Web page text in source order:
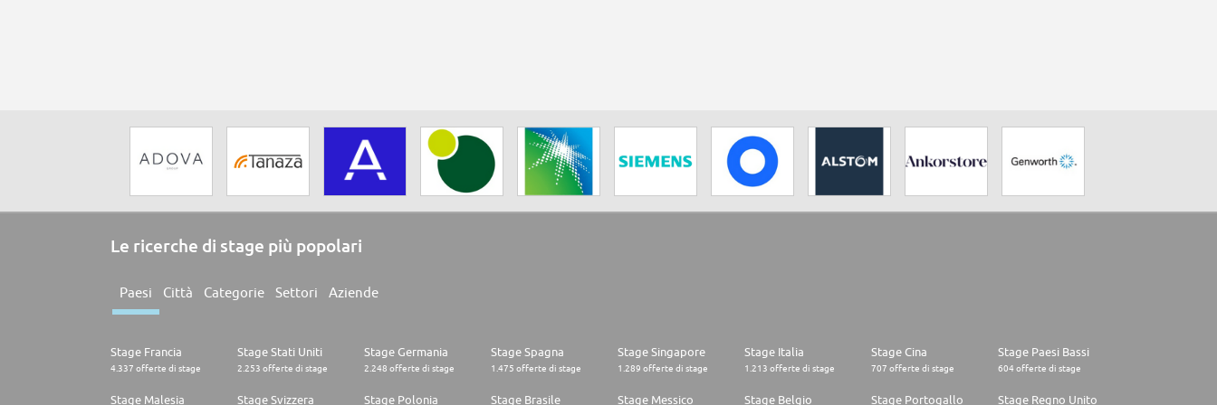
Le ricerche di stage più popolari
Paesi Città Categorie Settori Aziende
Stage Francia
4.337 offerte di stage
Stage Stati Uniti
2.253 offerte di stage
Stage Germania
2.248 offerte di stage
Stage Spagna
1.475 offerte di stage
Stage Singapore
1.289 offerte di stage
Stage Italia
1.213 offerte di stage
Stage Cina
707 offerte di stage
Stage Paesi Bassi
604 offerte di stage
Stage Malesia Stage Svizzera Stage Polonia Stage Brasile Stage Messico Stage Belgio Stage Portogallo Stage Regno Unito